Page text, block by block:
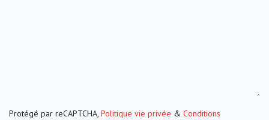
Protégé par reCAPTCHA, Politique vie privée & Conditions